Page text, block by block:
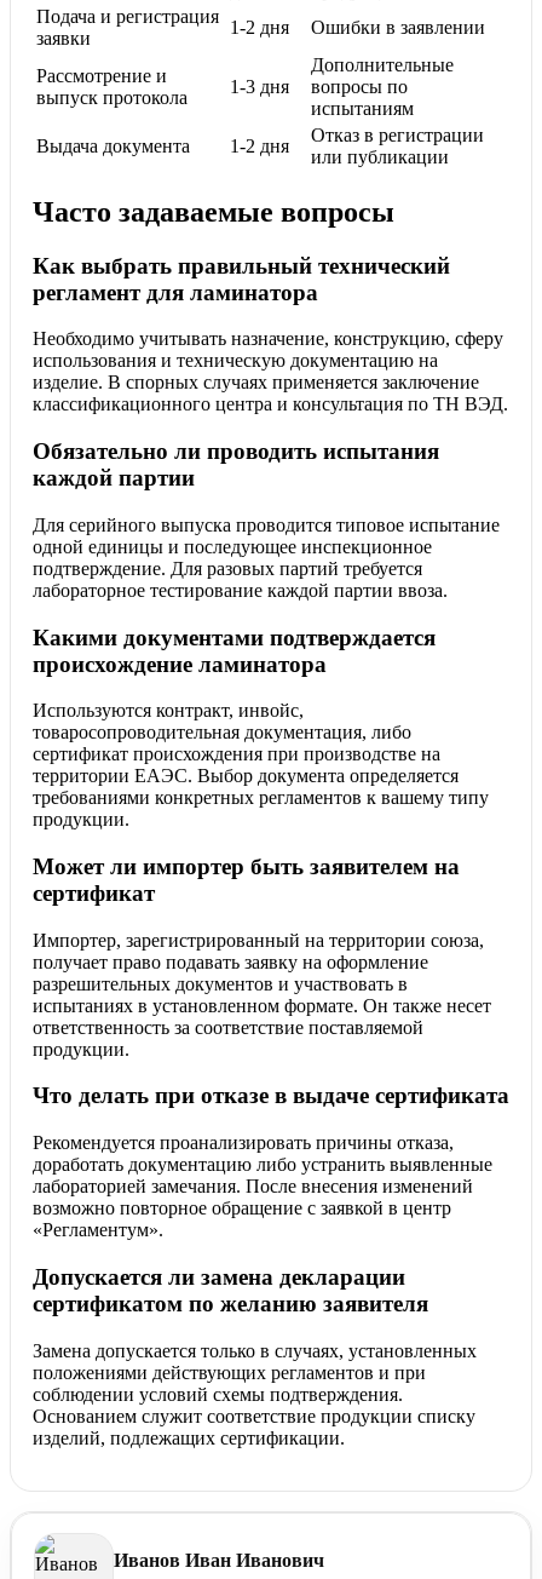
Подача и регистрация
заявки
1-2 дня Ошибки в заявлении
Рассмотрение и
выпуск протокола
1-3 дня
Дополнительные
вопросы по
испытаниям
Выдача документа
1-2 дня
Отказ в регистрации
или публикации
Часто задаваемые вопросы
Как выбрать правильный технический
регламент для ламинатора
Необходимо учитывать назначение, конструкцию, сферу
использования и техническую документацию на
изделие. В спорных случаях применяется заключение
классификационного центра и консультация по ТН ВЭД.
Обязательно ли проводить испытания
каждой партии
Для серийного выпуска проводится типовое испытание
одной единицы и последующее инспекционное
подтверждение. Для разовых партий требуется
лабораторное тестирование каждой партии ввоза.
Какими документами подтверждается
происхождение ламинатора
Используются контракт, инвойс,
товаросопроводительная документация, либо
сертификат происхождения при производстве на
территории ЕАЭС. Выбор документа определяется
требованиями конкретных регламентов к вашему типу
продукции.
Может ли импортер быть заявителем на
сертификат
Импортер, зарегистрированный на территории союза,
получает право подавать заявку на оформление
разрешительных документов и участвовать в
испытаниях в установленном формате. Он также несет
ответственность за соответствие поставляемой
продукции.
Что делать при отказе в выдаче сертификата
Рекомендуется проанализировать причины отказа,
доработать документацию либо устранить выявленные
лабораторией замечания. После внесения изменений
возможно повторное обращение с заявкой в центр
«Регламентум».
Допускается ли замена декларации
сертификатом по желанию заявителя
Замена допускается только в случаях, установленных
положениями действующих регламентов и при
соблюдении условий схемы подтверждения.
Основанием служит соответствие продукции списку
изделий, подлежащих сертификации.
Иванов Иван Иванович